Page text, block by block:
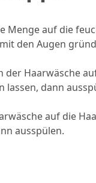
Menge auf die
den Augen
der Haarwäsche
lassen, dann
auf die
ausspülen.